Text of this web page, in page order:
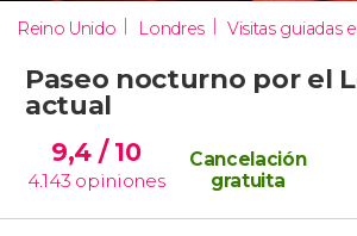
Reino Unido Londres
Paseo nocturno por el
actual
9,4 / 10
4.143 opiniones
Cancelación
gratuita